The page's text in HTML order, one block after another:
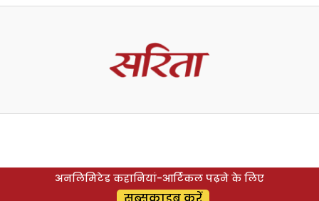
अनलिमिटेड कहानियां-आर्टिकल पढ़ने के लिए